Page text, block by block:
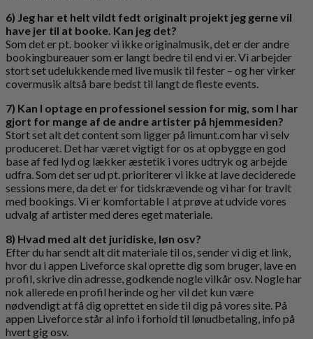
6) Jeg har et helt vildt fedt originalt projekt jeg gerne vil
have jer til at booke. Kan jeg det?
Som det er pt. booker vi ikke originalmusik, det er der andre
bookingbureauer som er langt bedre til end vi er. Vi arbejder
stort set udelukkende med live musik til fester – og her virker
covermusik altså bare bedst til langt de fleste events.
7) Kan I optage en professionel session for mig, som I har
gjort for mange af de andre artister på hjemmesiden?
Stort set alt det content som ligger på limunt.com har vi selv
produceret. Det har været vigtigt for os at opbygge en god
base af fed lyd og lækker æstetik i vores udtryk og arbejde
udfra. Som det ser ud pt. prioriterer vi ikke at lave deciderede
sessions mere, da det er for tidskrævende og vi har for travlt
med bookings. Vi er komfortable I at prøve at udvide vores
udvalg af artister med deres eget materiale.
8) Hvad med alt det juridiske, løn osv?
Efter du har sendt alt dit materiale til os, sender vi dig et link,
hvor du i appen Liveforce skal oprette dig som bruger, lave en
profil, skrive din adresse, godkende nogle vilkår osv. Nogle har
nok allerede en profil herinde og her vil det kun være
nødvendigt at få dig oprettet en side til dig på vores site. På
appen Liveforce står al info i forhold til lønudbetaling, info på
hvert gig osv.